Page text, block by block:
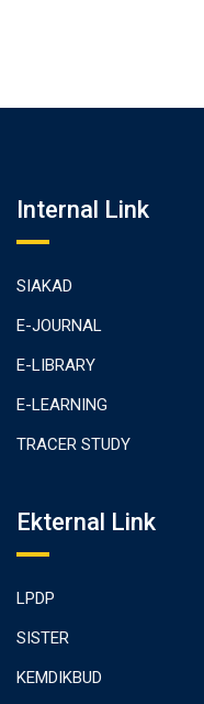
Internal Link
SIAKAD
E-JOURNAL
E-LIBRARY
E-LEARNING
TRACER STUDY
Ekternal Link
LPDP
SISTER
KEMDIKBUD